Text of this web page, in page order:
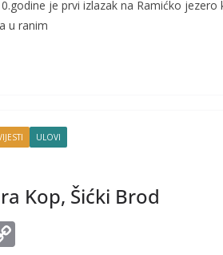
p
k
je prvi izlazak na Ramićko
u ranim
ULOVI
Kop, Šićki Brod